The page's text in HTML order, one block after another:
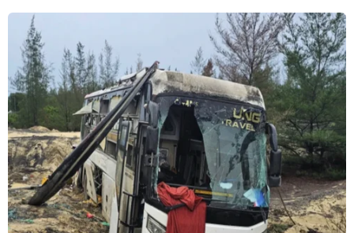
TIN CÙNG CHUYÊN MỤC
Ngân hàng Trung ương Trung Quốc
mua thêm 20 tấn vàng trong tháng 7
07/08/2026 15:21
Chuyên gia quốc tế đánh giá tích cực
về tiền đồng của Việt Nam